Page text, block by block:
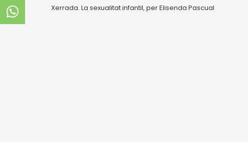
Xerrada. La sexualitat infantil, per Elisenda Pascual